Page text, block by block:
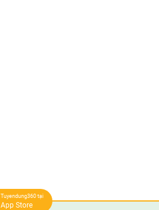
Tuyendung360 tại
App Store